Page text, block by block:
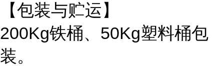
【包装与贮运】
200Kg铁桶、50Kg塑料桶包
装。